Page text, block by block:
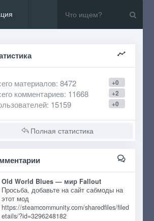
+0
материалов: 8472
+2
комментариев: 11668
+0
: 15159
Полная статистика
Old World Blues — мир Fallout
Просьба, добавьте на сайт сабмоды на
этот мод
https://steamcommunity.com/sharedfiles/filed
etails/?id=3296248182